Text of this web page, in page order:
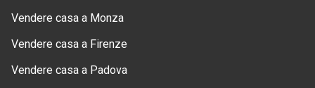
Vendere casa a Monza
Vendere casa a Firenze
Vendere casa a Padova